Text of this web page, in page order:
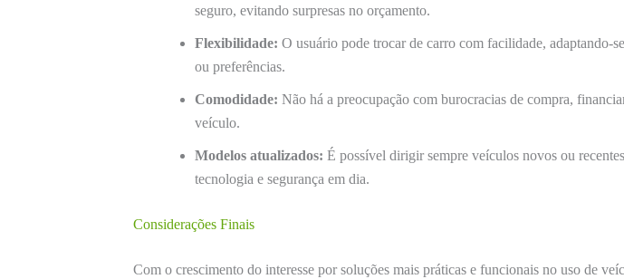
seguro, evitando surpresas no orçamento.
Flexibilidade: O usuário pode trocar de carro com facilidade, adaptando-
ou preferências.
Comodidade: Não há a preocupação com burocracias de compra,
veículo.
Modelos atualizados: É possível dirigir sempre veículos novos ou
tecnologia e segurança em dia.
Considerações Finais
Com o crescimento do interesse por soluções mais práticas e funcionais no uso de